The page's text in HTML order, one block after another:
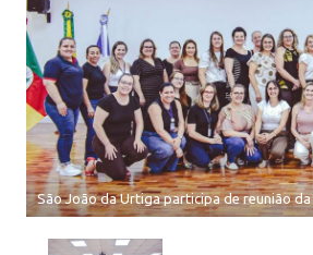
São João da Urtiga participa de reunião